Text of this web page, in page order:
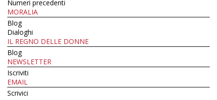
Numeri precedenti
MORALIA
Blog
Dialoghi
IL REGNO DELLE DONNE
Blog
NEWSLETTER
Iscriviti
EMAIL
Scrivici